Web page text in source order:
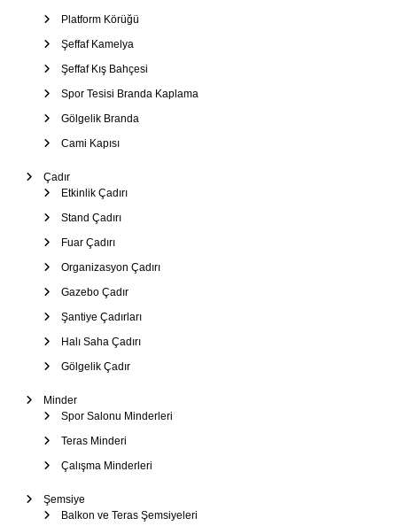
Platform Körüğü
Şeffaf Kamelya
Şeffaf Kış Bahçesi
Spor Tesisi Branda Kaplama
Gölgelik Branda
Cami Kapısı
Çadır
Etkinlik Çadırı
Stand Çadırı
Fuar Çadırı
Organizasyon Çadırı
Gazebo Çadır
Şantiye Çadırları
Halı Saha Çadırı
Gölgelik Çadır
Minder
Spor Salonu Minderleri
Teras Minderi
Çalışma Minderleri
Şemsiye
Balkon ve Teras Şemsiyeleri